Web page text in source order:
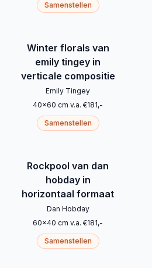
Samenstellen
Winter florals van
emily tingey in
verticale compositie
Emily Tingey
40x60 cm v.a. €181,-
Samenstellen
Rockpool van dan
hobday in
horizontaal formaat
Dan Hobday
60x40 cm v.a. €181,-
Samenstellen